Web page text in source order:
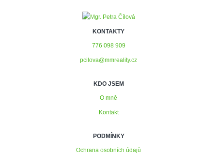
KONTAKTY
776 098 909
pcilova@mmreality.cz
KDO JSEM
O mně
Kontakt
PODMÍNKY
Ochrana osobních údajů